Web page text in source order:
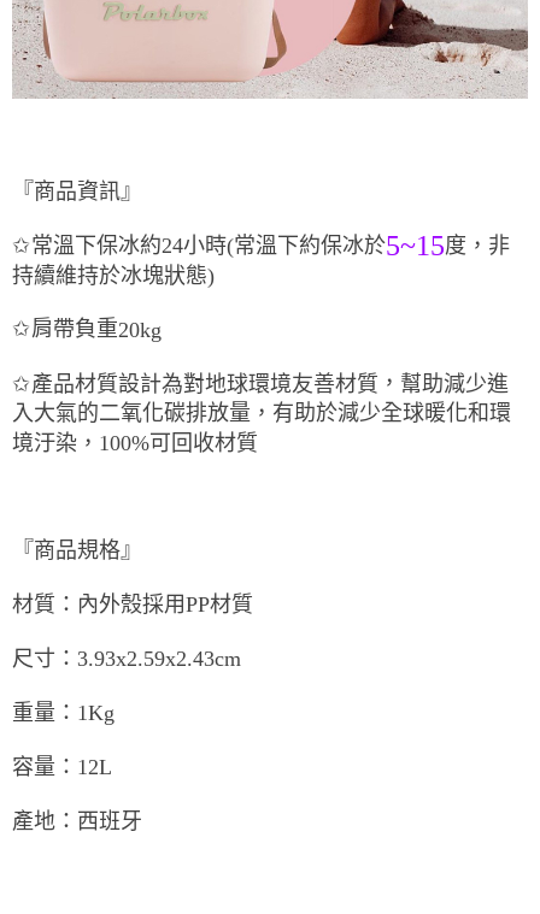
『商品資訊』
✩常溫下保冰約24小時(常溫下約保冰於5~15度，非
持續維持於冰塊狀態)
✩肩帶負重20kg
✩產品材質設計為對地球環境友善材質 ， 幫助減少進
入大氣的二氧化碳排放量，有助於減少全球暖化和環
境汙染， 100%可回收材質
『商品規格』
材質：內外殼採用PP材質
尺寸： 3.93x2.59x2.43cm
重量： 1Kg
容量： 12L
產地：西班牙